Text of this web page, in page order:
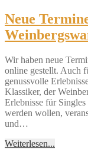
Neue
Wir haben neue
online gestellt. Auch
genussvolle
Klassiker, der
Erlebnisse für
werden wollen,
und…
Weiterlesen...